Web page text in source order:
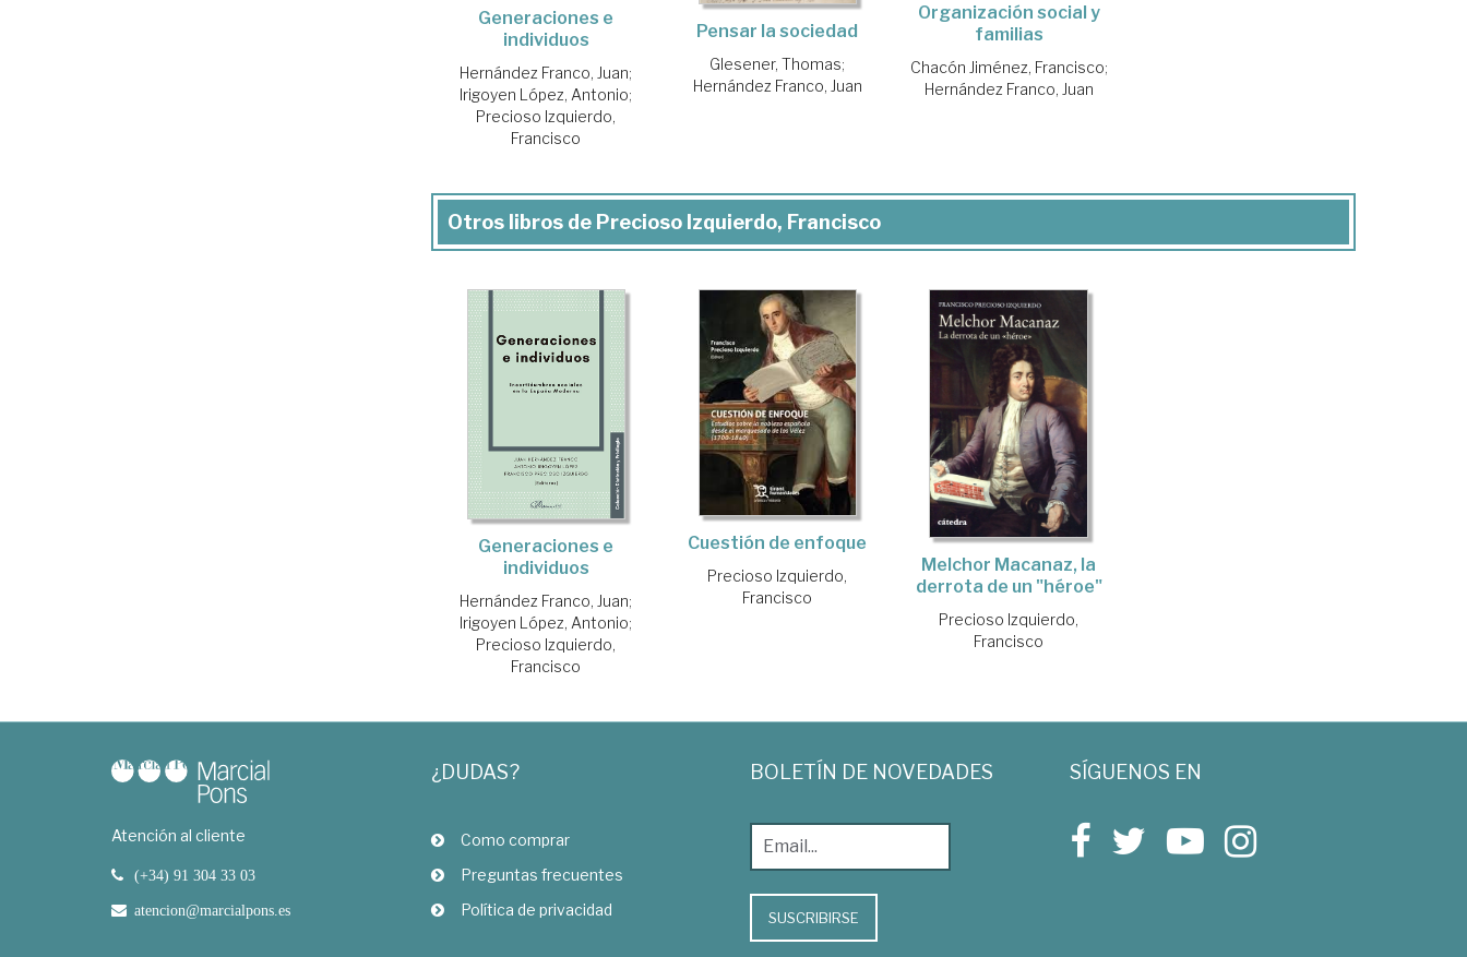
Generaciones e
individuos
Hernández Franco, Juan;
Irigoyen López, Antonio;
Precioso Izquierdo,
Francisco
Pensar la sociedad
Glesener, Thomas;
Hernández Franco, Juan
Organización social y
familias
Chacón Jiménez, Francisco;
Hernández Franco, Juan
Otros libros de Precioso Izquierdo, Francisco
Generaciones e
individuos
Hernández Franco, Juan;
Irigoyen López, Antonio;
Precioso Izquierdo,
Francisco
Cuestión de enfoque
Precioso Izquierdo,
Francisco
Melchor Macanaz, la
derrota de un "héroe"
Precioso Izquierdo,
Francisco
Atención al cliente
(+34) 91 304 33 03
atencion@marcialpons.es
¿DUDAS?
Como comprar
Preguntas frecuentes
Política de privacidad
BOLETÍN DE NOVEDADES
SUSCRIBIRSE
SÍGUENOS EN